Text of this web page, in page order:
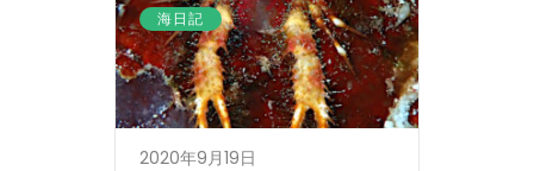
海日記
2020年9月19日